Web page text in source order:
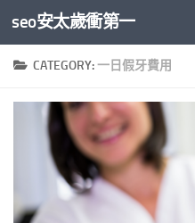
Skip to content
seo安太歲衝第一
CATEGORY:一日假牙費用